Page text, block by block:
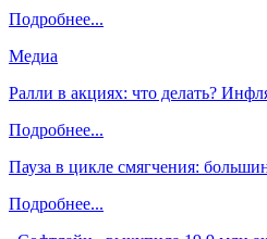
Подробнее...
Медиа
Ралли в акциях: что делать?
Подробнее...
Пауза в цикле смягчения:
Подробнее...